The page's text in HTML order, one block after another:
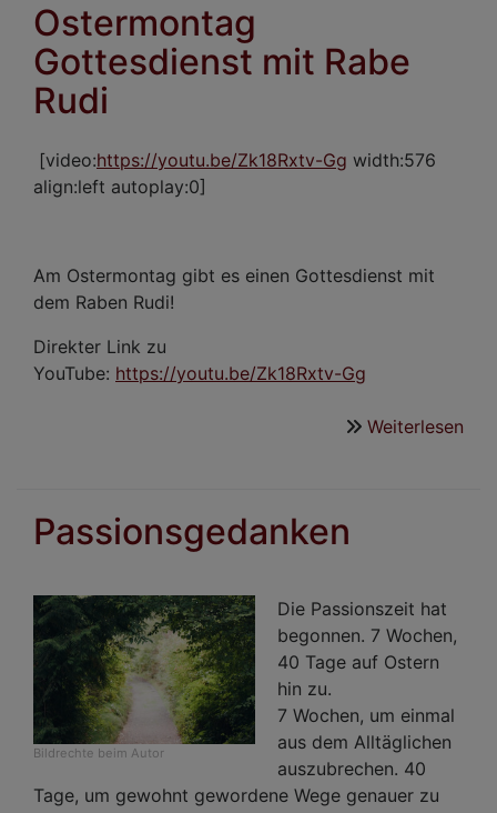
Ostermontag
Gottesdienst mit Rabe
Rudi
[video:https://youtu.be/Zk18Rxtv-Gg width:576
align:left autoplay:0]
Am Ostermontag gibt es einen Gottesdienst mit
dem Raben Rudi!
Direkter Link zu
YouTube: https://youtu.be/Zk18Rxtv-Gg
Weiterlesen
Passionsgedanken
Bildrechte beim Autor
Die Passionszeit hat
begonnen. 7 Wochen,
40 Tage auf Ostern
hin zu.
7 Wochen, um einmal
aus dem Alltäglichen
auszubrechen. 40
Tage, um gewohnt gewordene Wege genauer zu